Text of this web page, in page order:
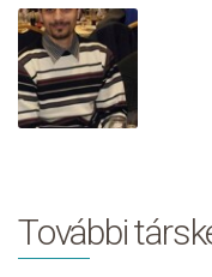
További